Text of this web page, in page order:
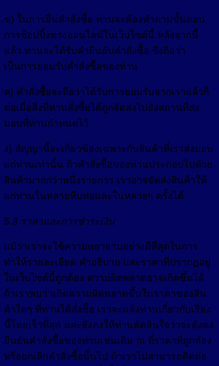
ข) ในการยื่นคำสั่งซื้อ ท่านจะต้องทำตามขั้นตอน
การช้อปปิ้งทางออนไลน์ในเว็บไซต์นี้ หลังจากนี้
แล้ว ท่านจะได้รับคำยืนยันคำสั่งซื้อ ซึ่งถือว่า
เป็นการยอมรับคำสั่งซื้อของท่าน
ค) คำสั่งซื้อจะถือว่าได้รับการยอมรับจากเราแล้วก็
ต่อเมื่อสิ่งที่ท่านสั่งซื้อได้ถูกจัดส่งไปยังสถานที่ส่ง
มอบที่ท่านกำหนดไว้
ง) สัญญานี้จะเกี่ยวข้องเฉพาะกับสินค้าที่เราส่งมอบ
แก่ท่านเท่านั้น ถ้าคำสั่งซื้อของท่านประกอบไปด้วย
สินค้ามากกว่าหนึ่งรายการ เราอาจจัดส่งสินค้าให้
แก่ท่านในหลายหีบห่อและในหลายๆ ครั้งได้
5.3 ราคาและการชำระเงิน
แม้ว่าเราจะใช้ความพยายามอย่างดีที่สุดในการ
ทำให้รายละเอียด คำอธิบาย และราคาที่ปรากฏอยู่
ในเว็บไซต์นี้ถูกต้อง ความผิดพลาดอาจเกิดขึ้นได้
ถ้าเราพบว่าเกิดความผิดพลาดขึ้นในราคาของสิน
ค้าใดๆ ที่ท่านได้สั่งซื้อ เราจะแจ้งท่านเกี่ยวกับเรื่อง
นี้โดยเร็วที่สุด และยังคงให้ท่านตัดสินใจว่าจะยังคง
ยืนยันคำสั่งซื้อของท่านเช่นเดิม ณ ที่ราคาที่ถูกต้อง
หรือยกเลิกคำสั่งซื้อนั้นไป ถ้าเราไม่สามารถติดต่อ